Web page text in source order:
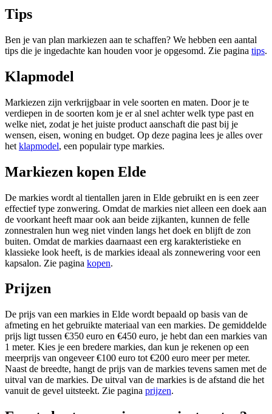
Tips
Ben je van plan markiezen aan te schaffen? We hebben een aantal
tips die je ingedachte kan houden voor je opgesomd. Zie pagina tips.
Klapmodel
Markiezen zijn verkrijgbaar in vele soorten en maten. Door je te
verdiepen in de soorten kom je er al snel achter welk type past en
welke niet, zodat je het juiste product aanschaft die past bij je
wensen, eisen, woning en budget. Op deze pagina lees je alles over
het klapmodel, een populair type markies.
Markiezen kopen Elde
De markies wordt al tientallen jaren in Elde gebruikt en is een zeer
effectief type zonwering. Omdat de markies niet alleen een doek aan
de voorkant heeft maar ook aan beide zijkanten, kunnen de felle
zonnestralen hun weg niet vinden langs het doek en blijft de zon
buiten. Omdat de markies daarnaast een erg karakteristieke en
klassieke look heeft, is de markies ideaal als zonnewering voor een
kapsalon. Zie pagina kopen.
Prijzen
De prijs van een markies in Elde wordt bepaald op basis van de
afmeting en het gebruikte materiaal van een markies. De gemiddelde
prijs ligt tussen €350 euro en €450 euro, je hebt dan een markies van
1 meter. Kies je een bredere markies, dan kun je rekenen op een
meerprijs van ongeveer €100 euro tot €200 euro meer per meter.
Naast de breedte, hangt de prijs van de markies tevens samen met de
uitval van de markies. De uitval van de markies is de afstand die het
vanuit de gevel uitsteekt. Zie pagina prijzen.